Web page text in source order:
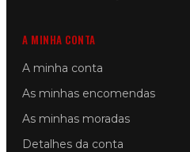
A MINHA CONTA
A minha conta
As minhas encomendas
As minhas moradas
Detalhes da conta